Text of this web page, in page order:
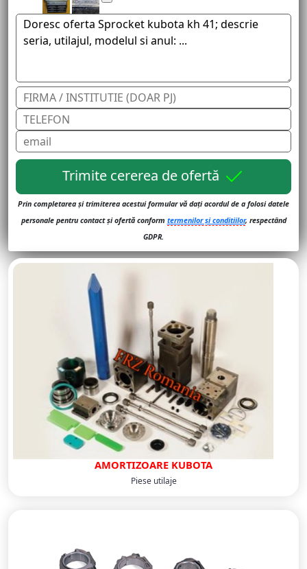
Trimite cererea de ofertă
Prin completarea și trimiterea acestui formular vă dați acordul de a folosi datele
personale pentru contact și ofertă conform termenilor și conditiilor, respectând
GDPR.
AMORTIZOARE KUBOTA
Piese utilaje